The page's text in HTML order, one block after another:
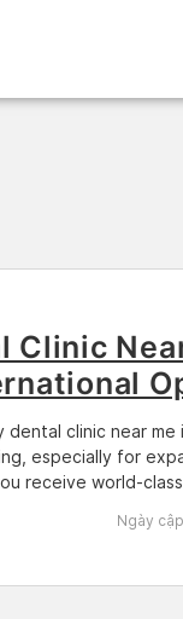
Clinic
clinic near me
especially for
receive world-
based on their
[…]
Ngày